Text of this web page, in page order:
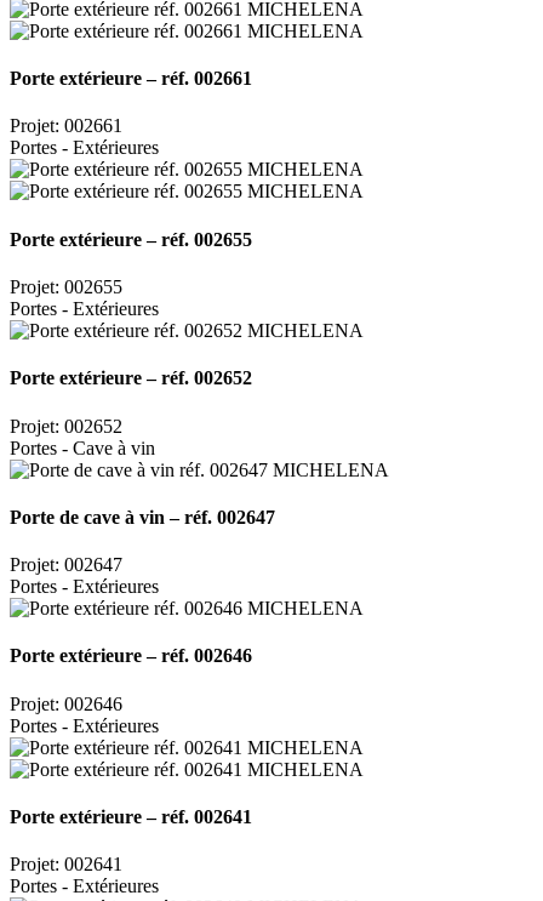
Porte extérieure – réf. 002661
Projet: 002661
Portes - Extérieures
Porte extérieure – réf. 002655
Projet: 002655
Portes - Extérieures
Porte extérieure – réf. 002652
Projet: 002652
Portes - Cave à vin
Porte de cave à vin – réf. 002647
Projet: 002647
Portes - Extérieures
Porte extérieure – réf. 002646
Projet: 002646
Portes - Extérieures
Porte extérieure – réf. 002641
Projet: 002641
Portes - Extérieures